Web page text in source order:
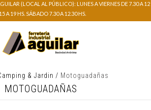
(LOCAL AL PÚBLICO): LUNES A VIERNES DE 7.30 A 12
A 19 HS. SÁBADO 7.30 A 12.30 HS.
& Jardin / Motoguadañas
MOTOGUADAÑAS